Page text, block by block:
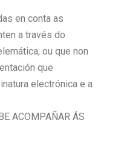
en conta as
a través do
ou que non
que
electrónica e a
ACOMPAÑAR ÁS